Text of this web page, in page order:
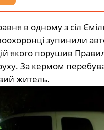
в одному з сіл
зупинили
якого порушив
За кермом
житель.